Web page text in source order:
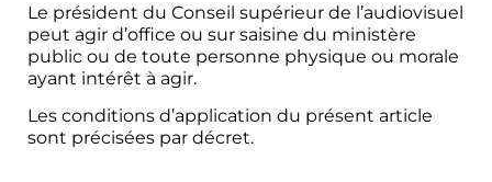
Le président du Conseil supérieur de l’audiovisuel
peut agir d’office ou sur saisine du ministère
public ou de toute personne physique ou morale
ayant intérêt à agir.
Les conditions d’application du présent article
sont précisées par décret.